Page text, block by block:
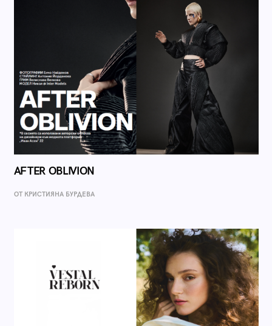
AFTER OBLIVION
ОТ КРИСТИЯНА БУРДЕВА